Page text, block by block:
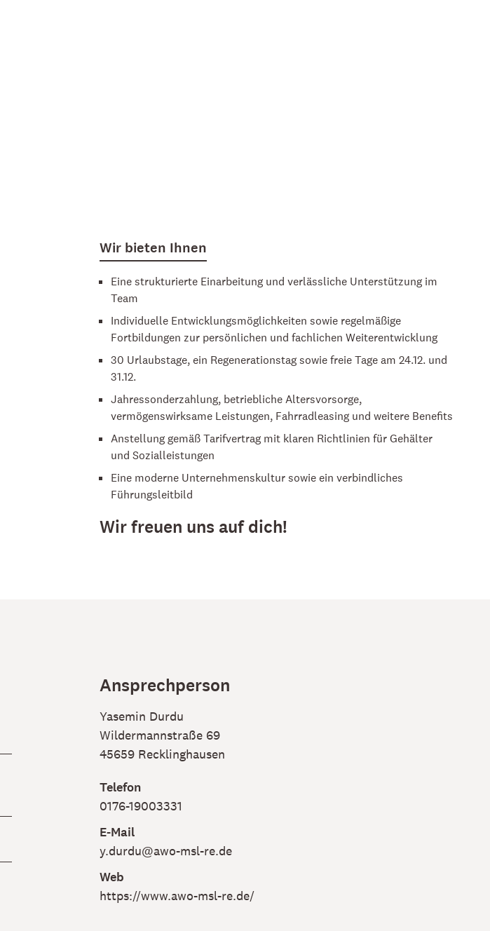
Wir bieten Ihnen
Eine strukturierte Einarbeitung und verlässliche Unterstützung im
Team
Individuelle Entwicklungsmöglichkeiten sowie regelmäßige
Fortbildungen zur persönlichen und fachlichen Weiterentwicklung
30 Urlaubstage, ein Regenerationstag sowie freie Tage am 24.12. und
31.12.
Jahressonderzahlung, betriebliche Altersvorsorge,
vermögenswirksame Leistungen, Fahrradleasing und weitere Benefits
Anstellung gemäß Tarifvertrag mit klaren Richtlinien für Gehälter
und Sozialleistungen
Eine moderne Unternehmenskultur sowie ein verbindliches
Führungsleitbild
Wir freuen uns auf dich!
Ansprechperson
Yasemin Durdu
Wildermannstraße 69
45659 Recklinghausen
Telefon
0176-19003331
E-Mail
y.durdu@awo-msl-re.de
Web
https://www.awo-msl-re.de/